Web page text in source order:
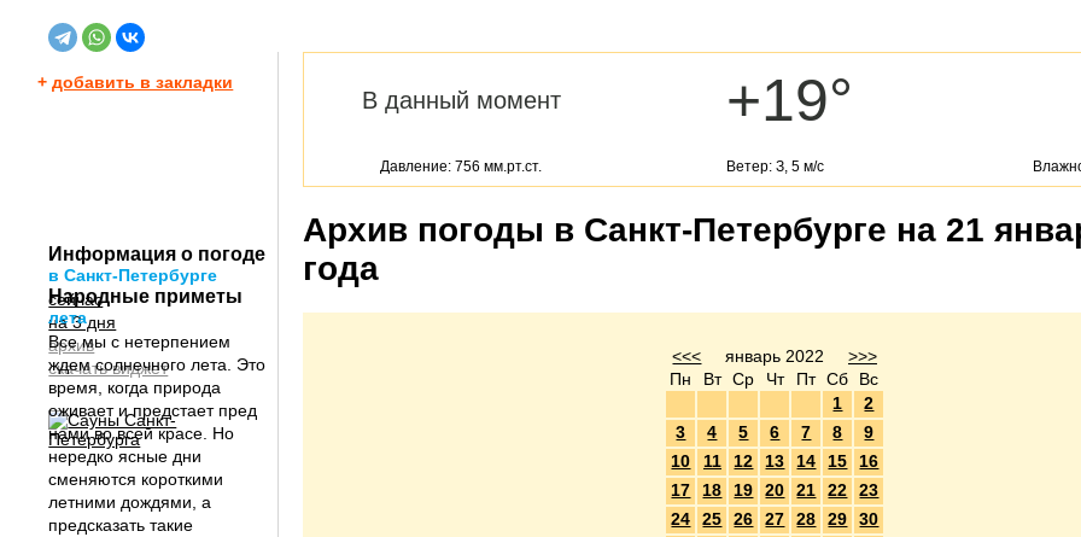
+добавить в закладки
Информация о погоде
в Санкт-Петербурге
сейчас
на 3 дня
архив
скачать виджет
Народные приметы
лета
Все мы с нетерпением
ждем солнечного лета. Это
время, когда природа
оживает и предстает пред
нами во всей красе. Но
нередко ясные дни
сменяются короткими
летними дождями, а
предсказать такие
В данный момент +19°
Давление: 756 мм.рт.ст. Ветер: З, 5 м/с
Архив погоды в Санкт-Петербурге на 21
года
<<< январь 2022
>>>
Пн
Вт Ср Чт Пт Сб
Вс
1
2
3
4 5 6 7 8
9
10
11 12 13 14 15
16
17
18 19 20 21 22
23
24
25 26 27 28 29
30